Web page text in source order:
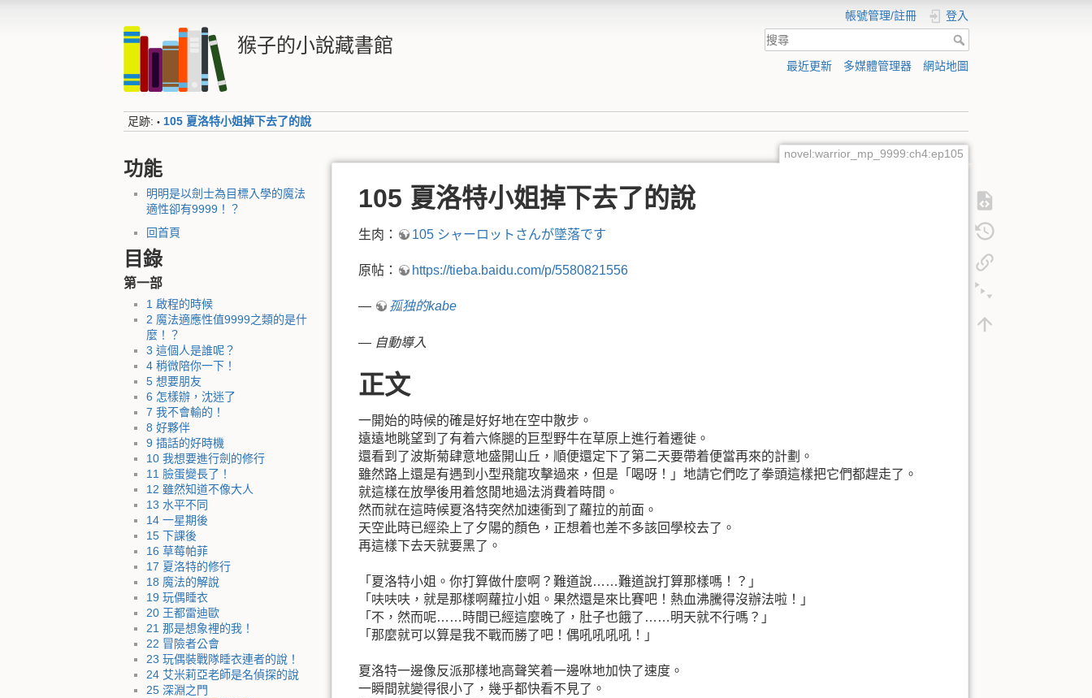
猴子的小說藏書館
帳號管理/註冊 登入
最近更新 多媒體管理器 網站地圖
足跡: • 105 夏洛特小姐掉下去了的說
功能
明明是以劍士為目標入學的魔法
適性卻有9999！？
回首頁
目錄
第一部
1 啟程的時候
2 魔法適應性值9999之類的是什
麼！？
3 這個人是誰呢？
4 稍微陪你一下！
5 想要朋友
6 怎樣辦，沈迷了
7 我不會輸的！
8 好夥伴
9 插話的好時機
10 我想要進行劍的修行
11 臉蛋變長了！
12 雖然知道不像大人
13 水平不同
14 一星期後
15 下課後
16 草莓帕菲
17 夏洛特的修行
18 魔法的解說
19 玩偶睡衣
20 王都雷迪歐
21 那是想象裡的我！
22 冒險者公會
23 玩偶裝戰隊睡衣連者的說！
24 艾米莉亞老師是名偵探的說
25 深淵之門
novel:warrior_mp_9999:ch4:ep105
105 夏洛特小姐掉下去了的說
生肉： 105 シャーロットさんが墜落です
原帖： https://tieba.baidu.com/p/5580821556
— 孤独的kabe
— 自動導入
正文
一開始的時候的確是好好地在空中散步。
遠遠地眺望到了有着六條腿的巨型野牛在草原上進行着遷徙。
還看到了波斯菊肆意地盛開山丘，順便還定下了第二天要帶着便當再來的計劃。
雖然路上還是有遇到小型飛龍攻擊過來，但是「喝呀！」地請它們吃了拳頭這樣把它們都趕走了。
就這樣在放學後用着悠閒地過法消費着時間。
然而就在這時候夏洛特突然加速衝到了蘿拉的前面。
天空此時已經染上了夕陽的顏色，正想着也差不多該回學校去了。
再這樣下去天就要黑了。
「夏洛特小姐。你打算做什麼啊？難道說……難道說打算那樣嗎！？」
「呋呋呋，就是那樣啊蘿拉小姐。果然還是來比賽吧！熱血沸騰得沒辦法啦！」
「不，然而呢……時間已經這麼晚了，肚子也餓了……明天就不行嗎？」
「那麼就可以算是我不戰而勝了吧！偶吼吼吼吼！」
夏洛特一邊像反派那樣地高聲笑着一邊咻地加快了速度。
一瞬間就變得很小了，幾乎都快看不見了。